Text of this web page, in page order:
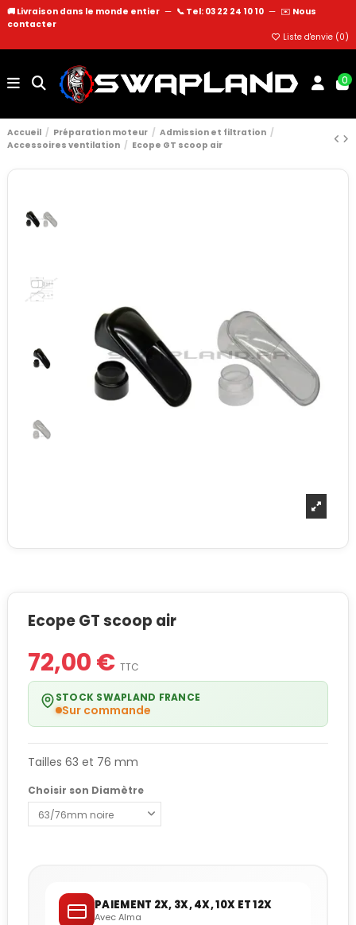
🚚 Livraison dans le monde entier — 📞 Tel: 03 22 24 10 10 — ✉️ Nous
contacter
Liste d'envie (0)
0
Accueil Préparation moteur
Admission et filtration
Accessoires ventilation
Ecope GT scoop air
Ecope GT scoop air
72,00 € TTC
STOCK SWAPLAND FRANCE
Sur commande
Tailles 63 et 76 mm
Choisir son Diamètre
PAIEMENT 2X, 3X, 4X, 10X ET 12X
Avec Alma